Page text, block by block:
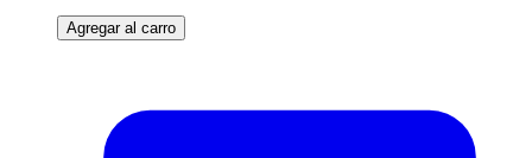
Agregar al carro